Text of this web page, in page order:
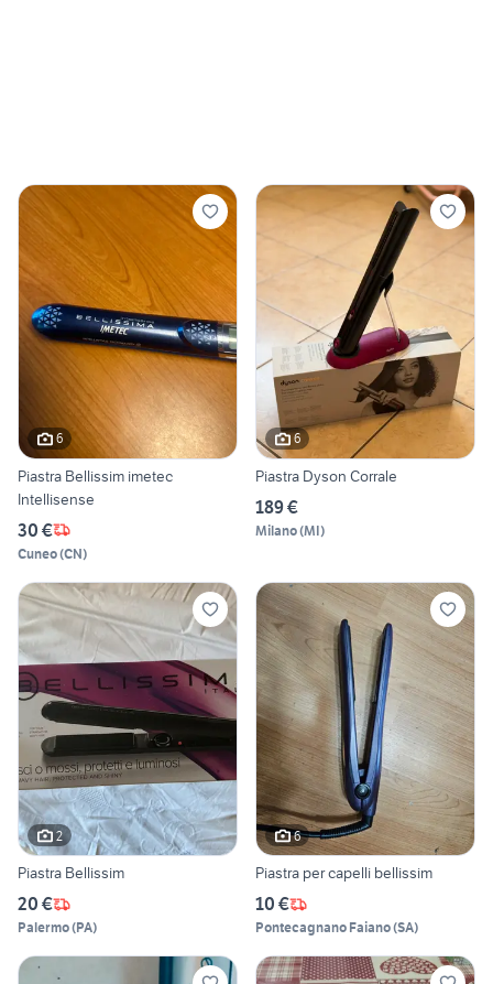
6
Piastra Bellissim imetec
Intellisense
30 €
Cuneo(CN)
6
Piastra Dyson Corrale
189 €
Milano(MI)
2
Piastra Bellissim
20 €
Palermo(PA)
6
Piastra per capelli bellissim
10 €
Pontecagnano Faiano(SA)